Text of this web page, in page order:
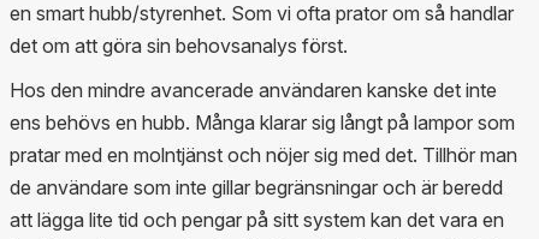
en smart hubb/styrenhet. Som vi ofta prator om så handlar
det om att göra sin behovsanalys först.
Hos den mindre avancerade användaren kanske det inte
ens behövs en hubb. Många klarar sig långt på lampor som
pratar med en molntjänst och nöjer sig med det. Tillhör man
de användare som inte gillar begränsningar och är beredd
att lägga lite tid och pengar på sitt system kan det vara en